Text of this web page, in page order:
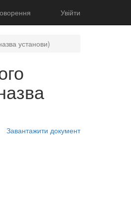
Увійти
установи)
Завантажити документ